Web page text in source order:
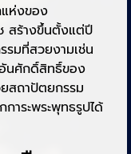
ห่งของ
สร้างขึ้นตั้งแต่ปี
มที่สวยงามเช่น
นศักดิ์สิทธิ์ของ
สถาปัตยกรรม
าระพระพุทธรูปได้